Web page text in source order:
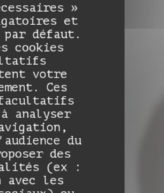
»
et
défaut.
cookies
votre
Ces
analyser
du
des
(ex :
avec les